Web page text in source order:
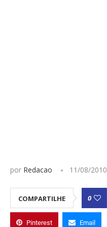
por Redacao 11/08/2010
COMPARTILHE 0
Pinterest Email